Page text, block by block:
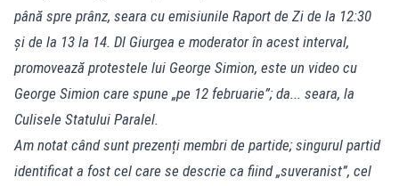
până spre prânz, seara cu emisiunile Raport de Zi de la 12:30
și de la 13 la 14. Dl Giurgea e moderator în acest interval,
promovează protestele lui George Simion, este un video cu
George Simion care spune „pe 12 februarie”; da... seara, la
Culisele Statului Paralel.
Am notat când sunt prezenți membri de partide; singurul partid
identificat a fost cel care se descrie ca fiind „suveranist”, cel